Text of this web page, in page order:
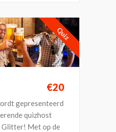
Quiz
€20
gepresenteerd
quizhost
Glitter! Met op de